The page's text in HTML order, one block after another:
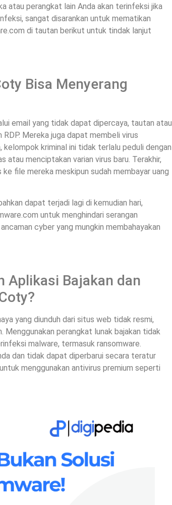
atau perangkat lain Anda akan terinfeksi jika
sangat disarankan untuk mematikan
di tautan berikut untuk tindak lanjut
Bisa Menyerang
email yang tidak dapat dipercaya, tautan atau
Mereka juga dapat membeli virus
kelompok kriminal ini tidak terlalu peduli dengan
menciptakan varian virus baru. Terakhir,
file mereka meskipun sudah membayar uang
dapat terjadi lagi di kemudian hari,
untuk menghindari serangan
cyber yang mungkin membahayakan
Aplikasi Bajakan dan
yang diunduh dari situs web tidak resmi,
perangkat lunak bajakan tidak
malware, termasuk ransomware.
dan tidak dapat diperbarui secara teratur
menggunakan antivirus premium seperti